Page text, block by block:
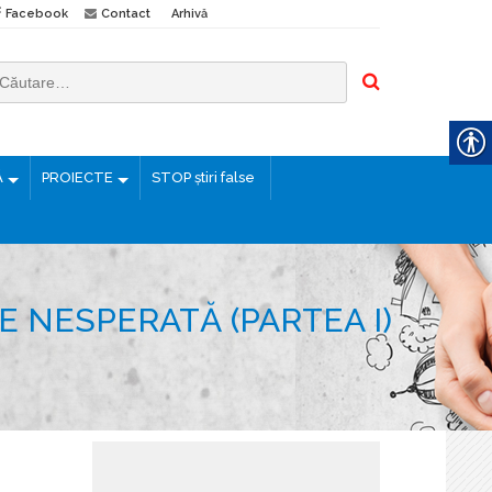
Facebook Contact Arhivă
PROIECTE STOP știri false
NESPERATĂ (PARTEA I)